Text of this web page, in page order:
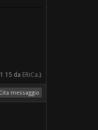
15 da ERiCa.)
Cita messaggio